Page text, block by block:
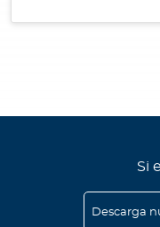
Si
Descarga